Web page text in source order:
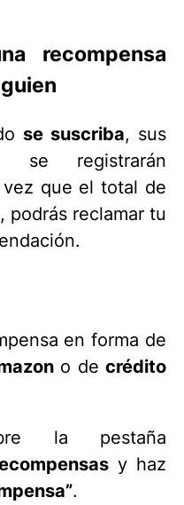
recompensa
se suscriba, sus
se registrarán
vez que el total de
podrás reclamar tu
en forma de
o decrédito
la pestaña
y haz
.